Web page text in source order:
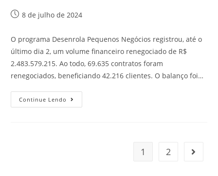
8 de julho de 2024
O programa Desenrola Pequenos Negócios registrou, até o
último dia 2, um volume financeiro renegociado de R$
2.483.579.215. Ao todo, 69.635 contratos foram
renegociados, beneficiando 42.216 clientes. O balanço foi…
Continue Lendo
1 2